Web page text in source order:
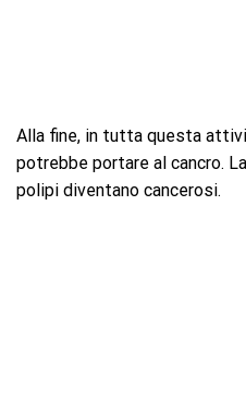
Alla fine, in tutta questa
potrebbe portare al cancro.
polipi diventano cancerosi.